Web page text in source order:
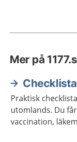
Mer på
Praktisk
utomlands. Du
vaccination,